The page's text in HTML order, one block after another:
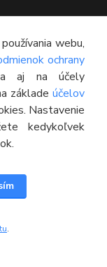
webu,
ochrany
aj na účely
základeúčelov
Nastavenie
kedykoľvek
tu.